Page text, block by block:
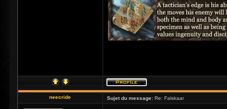
neecride Sujet du message: Re: Falskaar